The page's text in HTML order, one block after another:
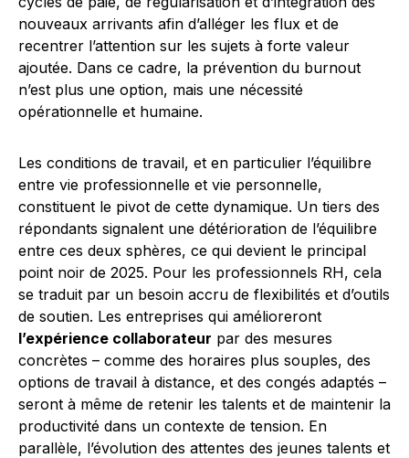
nouveaux arrivants afin d’alléger les flux et de
recentrer l’attention sur les sujets à forte valeur
ajoutée. Dans ce cadre, la prévention du burnout
n’est plus une option, mais une nécessité
opérationnelle et humaine.
Les conditions de travail, et en particulier l’équilibre
entre vie professionnelle et vie personnelle,
constituent le pivot de cette dynamique. Un tiers des
répondants signalent une détérioration de l’équilibre
entre ces deux sphères, ce qui devient le principal
point noir de 2025. Pour les professionnels RH, cela
se traduit par un besoin accru de flexibilités et d’outils
de soutien. Les entreprises qui amélioreront
l’expérience collaborateur par des mesures
concrètes – comme des horaires plus souples, des
options de travail à distance, et des congés adaptés –
seront à même de retenir les talents et de maintenir la
productivité dans un contexte de tension. En
parallèle, l’évolution des attentes des jeunes talents et